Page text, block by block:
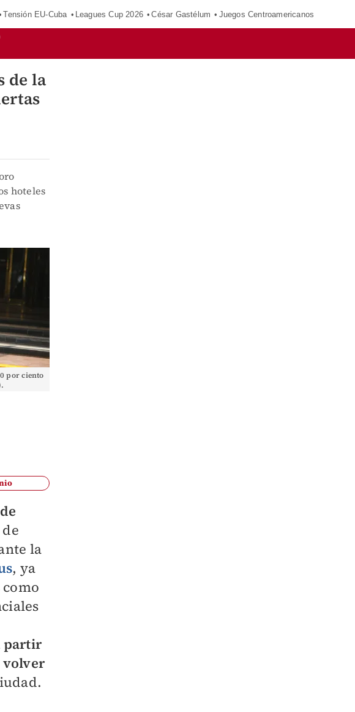
Tensión EU-Cuba Leagues Cup 2026 César Gastélum Juegos Centroamericanos
de la
hoteles
por ciento
la
, ya
partir
volver